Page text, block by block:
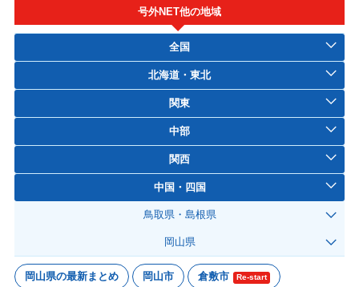
号外NET他の地域
全国
北海道・東北
関東
中部
関西
中国・四国
鳥取県・島根県
岡山県
岡山県の最新まとめ 岡山市 倉敷市 Re-start